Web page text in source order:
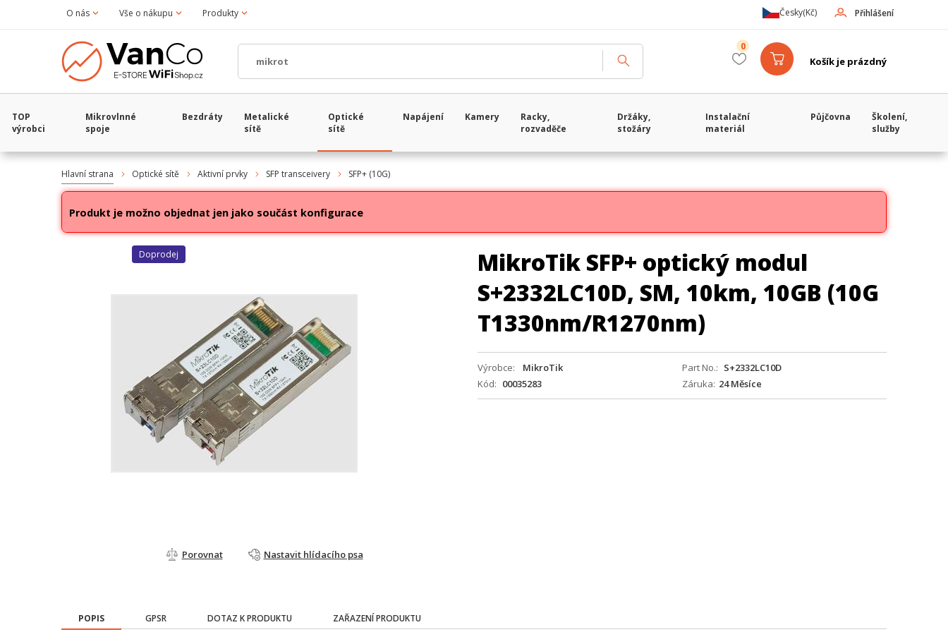
O nás Vše o nákupu Produkty Přihlášení
Česky(Kč)
Košík je prázdný
0
TOP
výrobci
Mikrovlnné
spoje
Bezdráty
Metalické
sítě
Optické
sítě
Napájení Kamery
Racky,
rozvaděče
Držáky,
stožáry
Instalační
materiál
Půjčovna
Školení,
služby
Hlavní strana Optické sítě Aktivní prvky SFP transceivery SFP+ (10G)
Produkt je možno objednat jen jako součást konfigurace
Doprodej
Porovnat Nastavit hlídacího psa
MikroTik SFP+ optický modul
S+2332LC10D, SM, 10km, 10GB (10G
T1330nm/R1270nm)
Výrobce MikroTik Part No.
S+2332LC10D
Kód
00035283 Záruka 24 Měsíce
POPIS GPSR DOTAZ K PRODUKTU ZAŘAZENÍ PRODUKTU